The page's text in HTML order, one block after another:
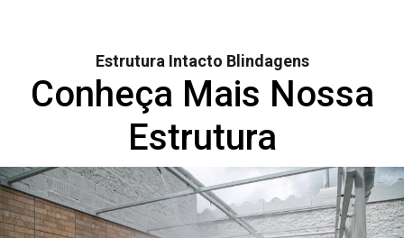
Estrutura Intacto Blindagens
Conheça Mais Nossa
Estrutura